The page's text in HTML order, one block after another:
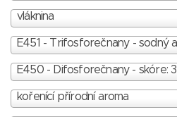
vláknina
E450 - Difosforečnany - skóre: 3
kořenící přírodní aroma